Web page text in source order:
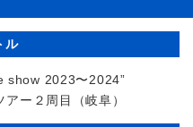
ル
show 2023〜2024”
ー２周目（岐阜）